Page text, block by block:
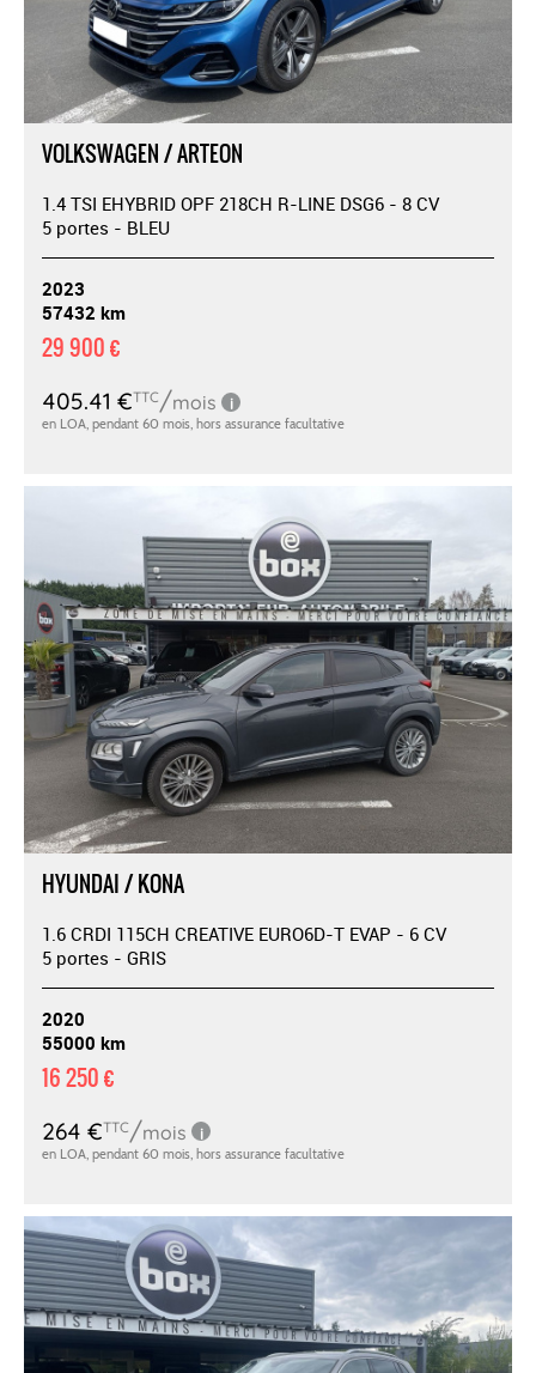
VOLKSWAGEN / ARTEON
1.4 TSI EHYBRID OPF 218CH R-LINE DSG6 - 8 CV
5 portes - BLEU
2023
57432 km
29 900 €
HYUNDAI / KONA
1.6 CRDI 115CH CREATIVE EURO6D-T EVAP - 6 CV
5 portes - GRIS
2020
55000 km
16 250 €